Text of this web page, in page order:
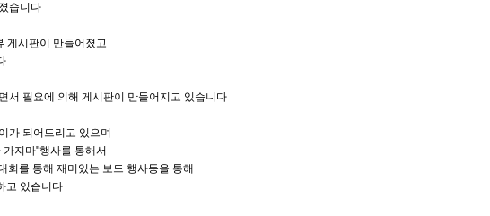
습니다
게시판이 만들어졌고
서 필요에 의해 게시판이 만들어지고 있습니다
가 되어드리고 있으며
지마"행사를 통해서
회를 통해 재미있는 보드 행사등을 통해
고 있습니다